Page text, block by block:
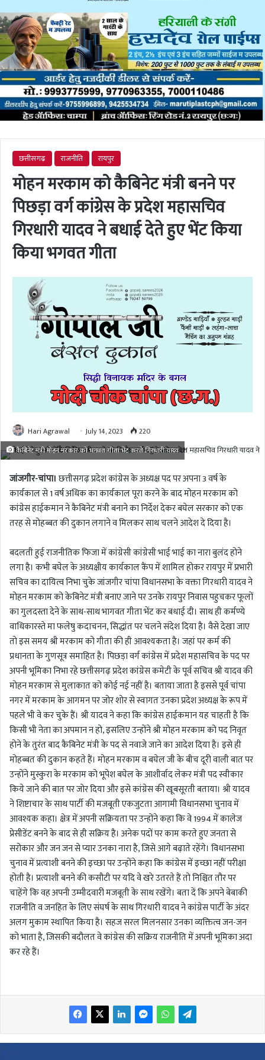
छत्तीसगढ़ राजनीति रायपुर
मोहन मरकाम को कैबिनेट मंत्री बनने पर
पिछड़ा वर्ग कांग्रेस के प्रदेश महासचिव
गिरधारी यादव ने बधाई देते हुए भेंट किया
किया भगवत गीता
Hari Agrawal July 14, 2023 220
कैबिनेट मंत्री मोहन मरकार को भगवत गीता भेंट करते गिरधारी यादव
जांजगीर-चांपा। छत्तीसगढ़ प्रदेश कांग्रेस के अध्यक्ष पद पर अपना 3 वर्ष के
कार्यकाल से 1 वर्ष अधिक का कार्यकाल पूरा करने के बाद मोहन मरकाम को
कांग्रेस हाईकमान ने कैबिनेट मंत्री बनाने का निर्देश देकर बघेल सरकार को एक
तरह से मोहब्बत की दुकान लगाने व मिलकर साथ चलने आदेश दे दिया है।
बदलती हुई राजनीतिक फिजा में कांग्रेसी कांग्रेसी भाई भाई का नारा बुलंद होने
लगा है। कभी बघेल के अध्यक्षीय कार्यकाल कैंप में शामिल होकर रायपुर में प्रभारी
सचिव का दायित्व निभा चुके जांजगीर चांपा विधानसभा के वक्ता गिरधारी यादव ने
मोहन मरकाम को केबिनेट मंत्री बनाए जाने पर उनके रायपुर निवास पहुचकर फूलों
का गुलदस्ता देने के साथ-साथ भागवत गीता भेंट कर बधाई दी। साथ ही कर्मण्ये
वाधिकारस्ते मा फलेषु कदाचनन, सिद्धांत पर चलने संदेश दिया है। वैसे देखा जाए
तो इस समय श्री मरकाम को गीता की ही आवश्यकता है। जहां पर कर्म की
प्रधानता के गुणसूत्र समाहित है। पिछड़ा वर्ग कांग्रेस में प्रदेश महासचिव के पद पर
अपनी भूमिका निभा रहे छत्तीसगढ़ प्रदेश कांग्रेस कमेटी के पूर्व सचिव श्री यादव की
मोहन मरकाम से मुलाकात को कोई नई नहीं है। बताया जाता है इससे पूर्व चांपा
नगर में मरकाम के आगमन पर जोर शोर से स्वागत उनका प्रदेश अध्यक्ष के रूप में
पहले भी वे कर चुके हैं। श्री यादव ने कहा कि कांग्रेस हाईकमान यह चाहती है कि
किसी भी नेता का अपमान न हो, इसलिए उन्होंने श्री मोहन मरकाम को पद निवृत
होने के तुरंत बाद कैबिनेट मंत्री के पद से नवाजे जाने का आदेश दिया है। इसे ही
मोहब्बत की दुकान कहते हैं। मोहन मरकाम व बघेल जी के बीच दूरी वाली बात पर
उन्होंने मुस्कुरा के मरकाम को भूपेश बघेल के आशीर्वाद लेकर मंत्री पद स्वीकार
किये जाने की बात पर जोर दिया और इसे कांग्रेस की खूबसूरती बताया। श्री यादव
ने शिष्टाचार के साथ पार्टी की मजबूती एकजुटता आगामी विधानसभा चुनाव में
आवश्यक कहा। क्षेत्र में अपनी सक्रियता पर उन्होंने कहा कि वे 1994 में कालेज
प्रेसीडेंट बनने के बाद से ही सक्रिय है। अनेक पदों पर काम करते हुए जनता से
सरोकार और जन जन से प्यार उनका नारा है, जिसे आगे बढ़ाते रहेंगे। विधानसभा
चुनाव में प्रत्याशी बनने की इच्छा पर उन्होंने कहा कि कांग्रेस में इच्छा नहीं परीक्षा
होती है। प्रत्याशी बनने की कसौटी पर यदि वे खरे उतरते हैं तो निश्चित तौर पर
चाहेंगे कि वह अपनी उम्मीदवारी मजबूती के साथ रखेंगे। बता दें कि अपने बेबाकी
राजनीति व जनहित के लिए संघर्ष के साथ गिरधारी यादव ने कांग्रेस पार्टी के अंदर
अलग मुकाम स्थापित किया है। सहज सरल मिलनसार उनका व्यक्तित्व जन-जन
को भाता है, जिसकी बदौलत वे कांग्रेस की सक्रिय राजनीति में अपनी भूमिका अदा
कर रहे हैं।